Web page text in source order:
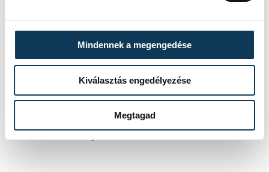
Mindennek a megengedése
Kiválasztás engedélyezése
Megtagad
Fotó: Joan Costa via Pexels